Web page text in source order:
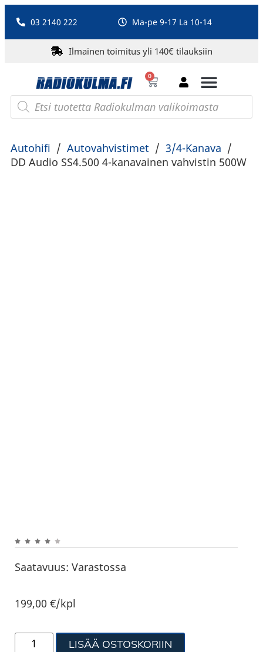
03 2140 222 Ma-pe 9-17 La 10-14
Ilmainen toimitus yli 140€ tilauksiin
0
Autohifi / Autovahvistimet / 3/4-Kanava /
DD Audio SS4.500 4-kanavainen vahvistin 500W
Saatavuus: Varastossa
199,00€/kpl
LISÄÄ OSTOSKORIIN